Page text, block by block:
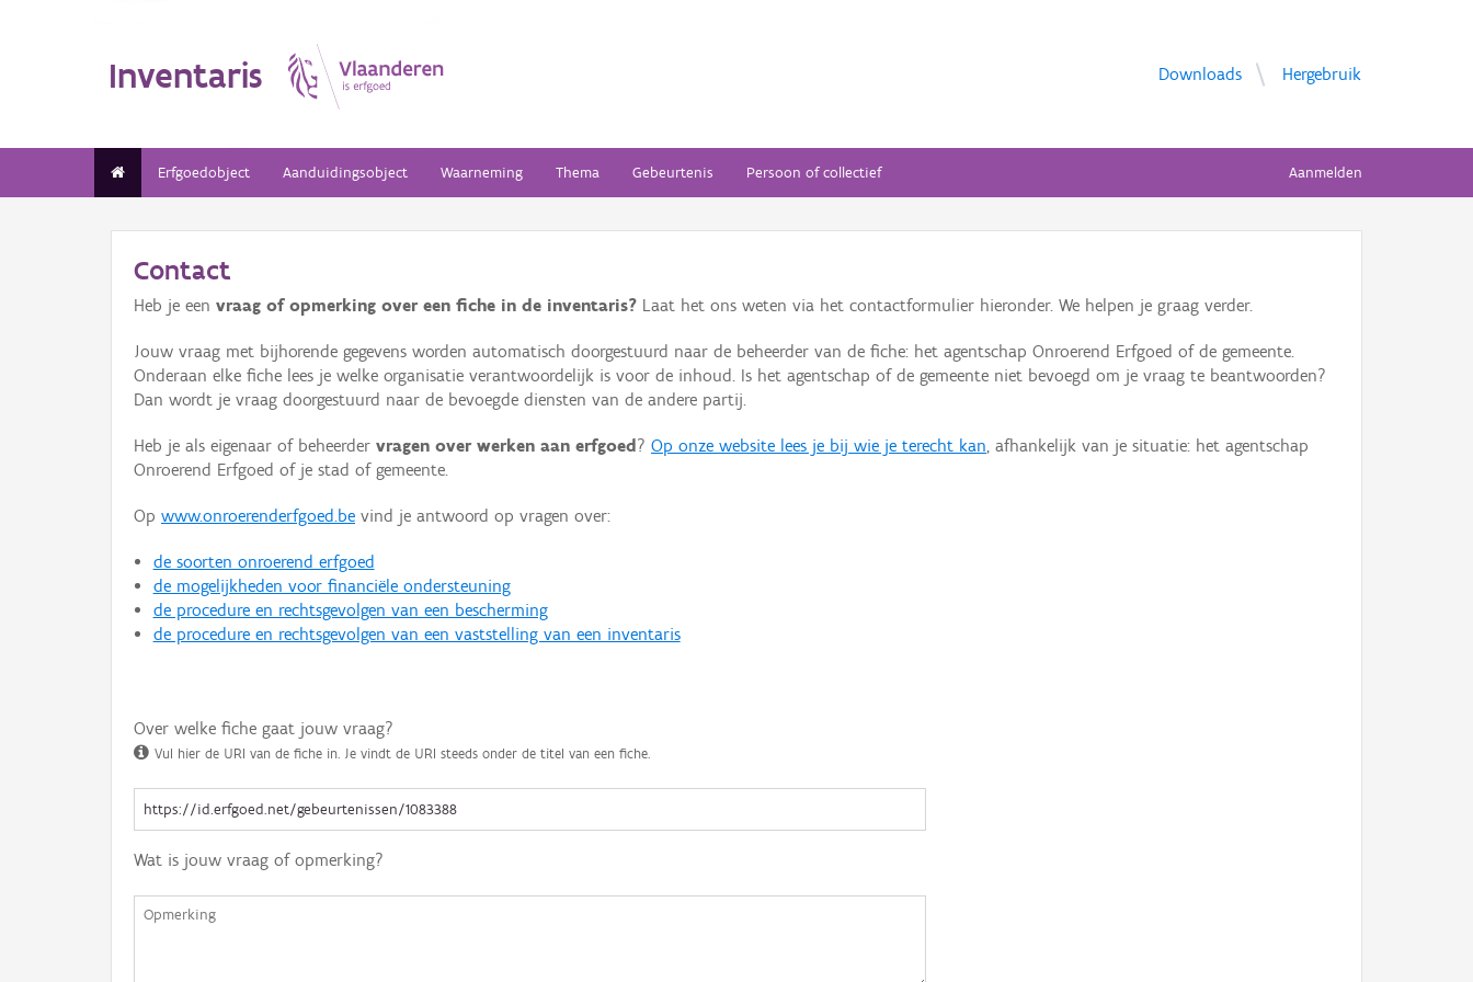
Inventaris Downloads Hergebruik
Erfgoedobject Aanduidingsobject Waarneming Thema Gebeurtenis Persoon of collectief Aanmelden
Contact
Heb je een vraag of opmerking over een fiche in de inventaris? Laat het ons weten via het contactformulier hieronder. We helpen je graag verder.
Jouw vraag met bijhorende gegevens worden automatisch doorgestuurd naar de beheerder van de fiche: het agentschap Onroerend Erfgoed of de gemeente.
Onderaan elke fiche lees je welke organisatie verantwoordelijk is voor de inhoud. Is het agentschap of de gemeente niet bevoegd om je vraag te beantwoorden?
Dan wordt je vraag doorgestuurd naar de bevoegde diensten van de andere partij.
Heb je als eigenaar of beheerder vragen over werken aan erfgoed ? Op onze website lees je bij wie je terecht kan, afhankelijk van je situatie: het agentschap
Onroerend Erfgoed of je stad of gemeente.
Op www.onroerenderfgoed.be vind je antwoord op vragen over:
de soorten onroerend erfgoed
de mogelijkheden voor financiële ondersteuning
de procedure en rechtsgevolgen van een bescherming
de procedure en rechtsgevolgen van een vaststelling van een inventaris
Over welke fiche gaat jouw vraag?
Vul hier de URI van de fiche in. Je vindt de URI steeds onder de titel van een fiche.
Wat is jouw vraag of opmerking?